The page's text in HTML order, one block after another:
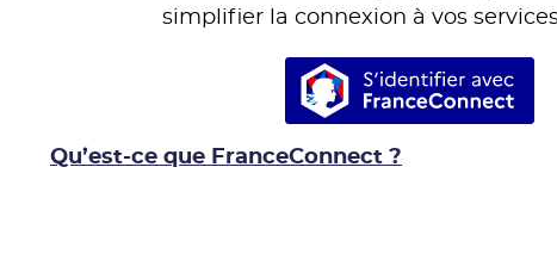
simplifier la connexion à vos
S’identifier
Qu’est-ce que FranceConnect ?